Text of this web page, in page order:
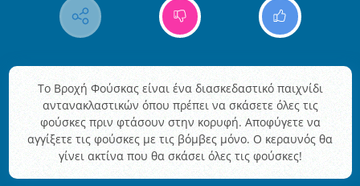
Το Βροχή Φούσκας είναι ένα διασκεδαστικό παιχνίδι
αντανακλαστικών όπου πρέπει να σκάσετε όλες τις
φούσκες πριν φτάσουν στην κορυφή. Αποφύγετε να
αγγίξετε τις φούσκες με τις βόμβες μόνο. Ο κεραυνός θα
γίνει ακτίνα που θα σκάσει όλες τις φούσκες!